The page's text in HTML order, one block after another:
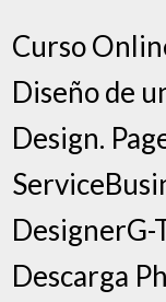
Curso
Diseño de
Design.
DesignerG-
Descarga